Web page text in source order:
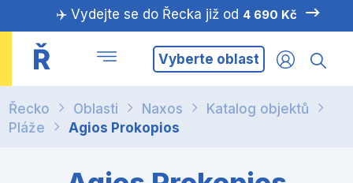
✈️ Vydejte se do Řecka již od 4 690 Kč
Ř Vyberte oblast
Řecko Oblasti Naxos
Katalog objektů
Pláže
Agios Prokopios